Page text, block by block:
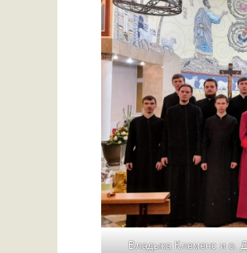
Владыка Клеменс и о.